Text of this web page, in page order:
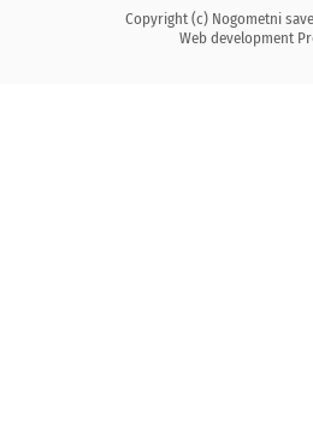
Copyright (c) Nogometni
Web development